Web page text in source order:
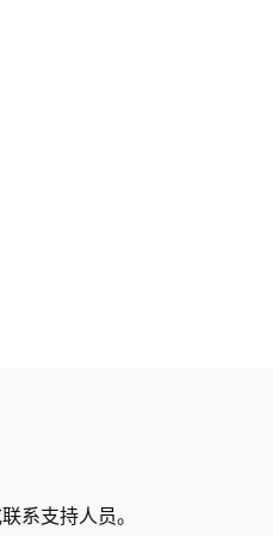
系支持人员。